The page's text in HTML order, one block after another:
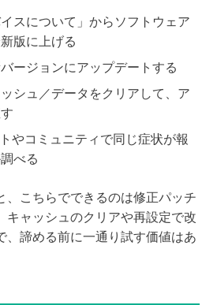
スについて」からソフトウェア
版に上げる
ージョンにアップデートする
シュ／データをクリアして、ア
やコミュニティで同じ症状が報
べる
、こちらでできるのは修正パッチ
キャッシュのクリアや再設定で改
、諦める前に一通り試す価値はあ